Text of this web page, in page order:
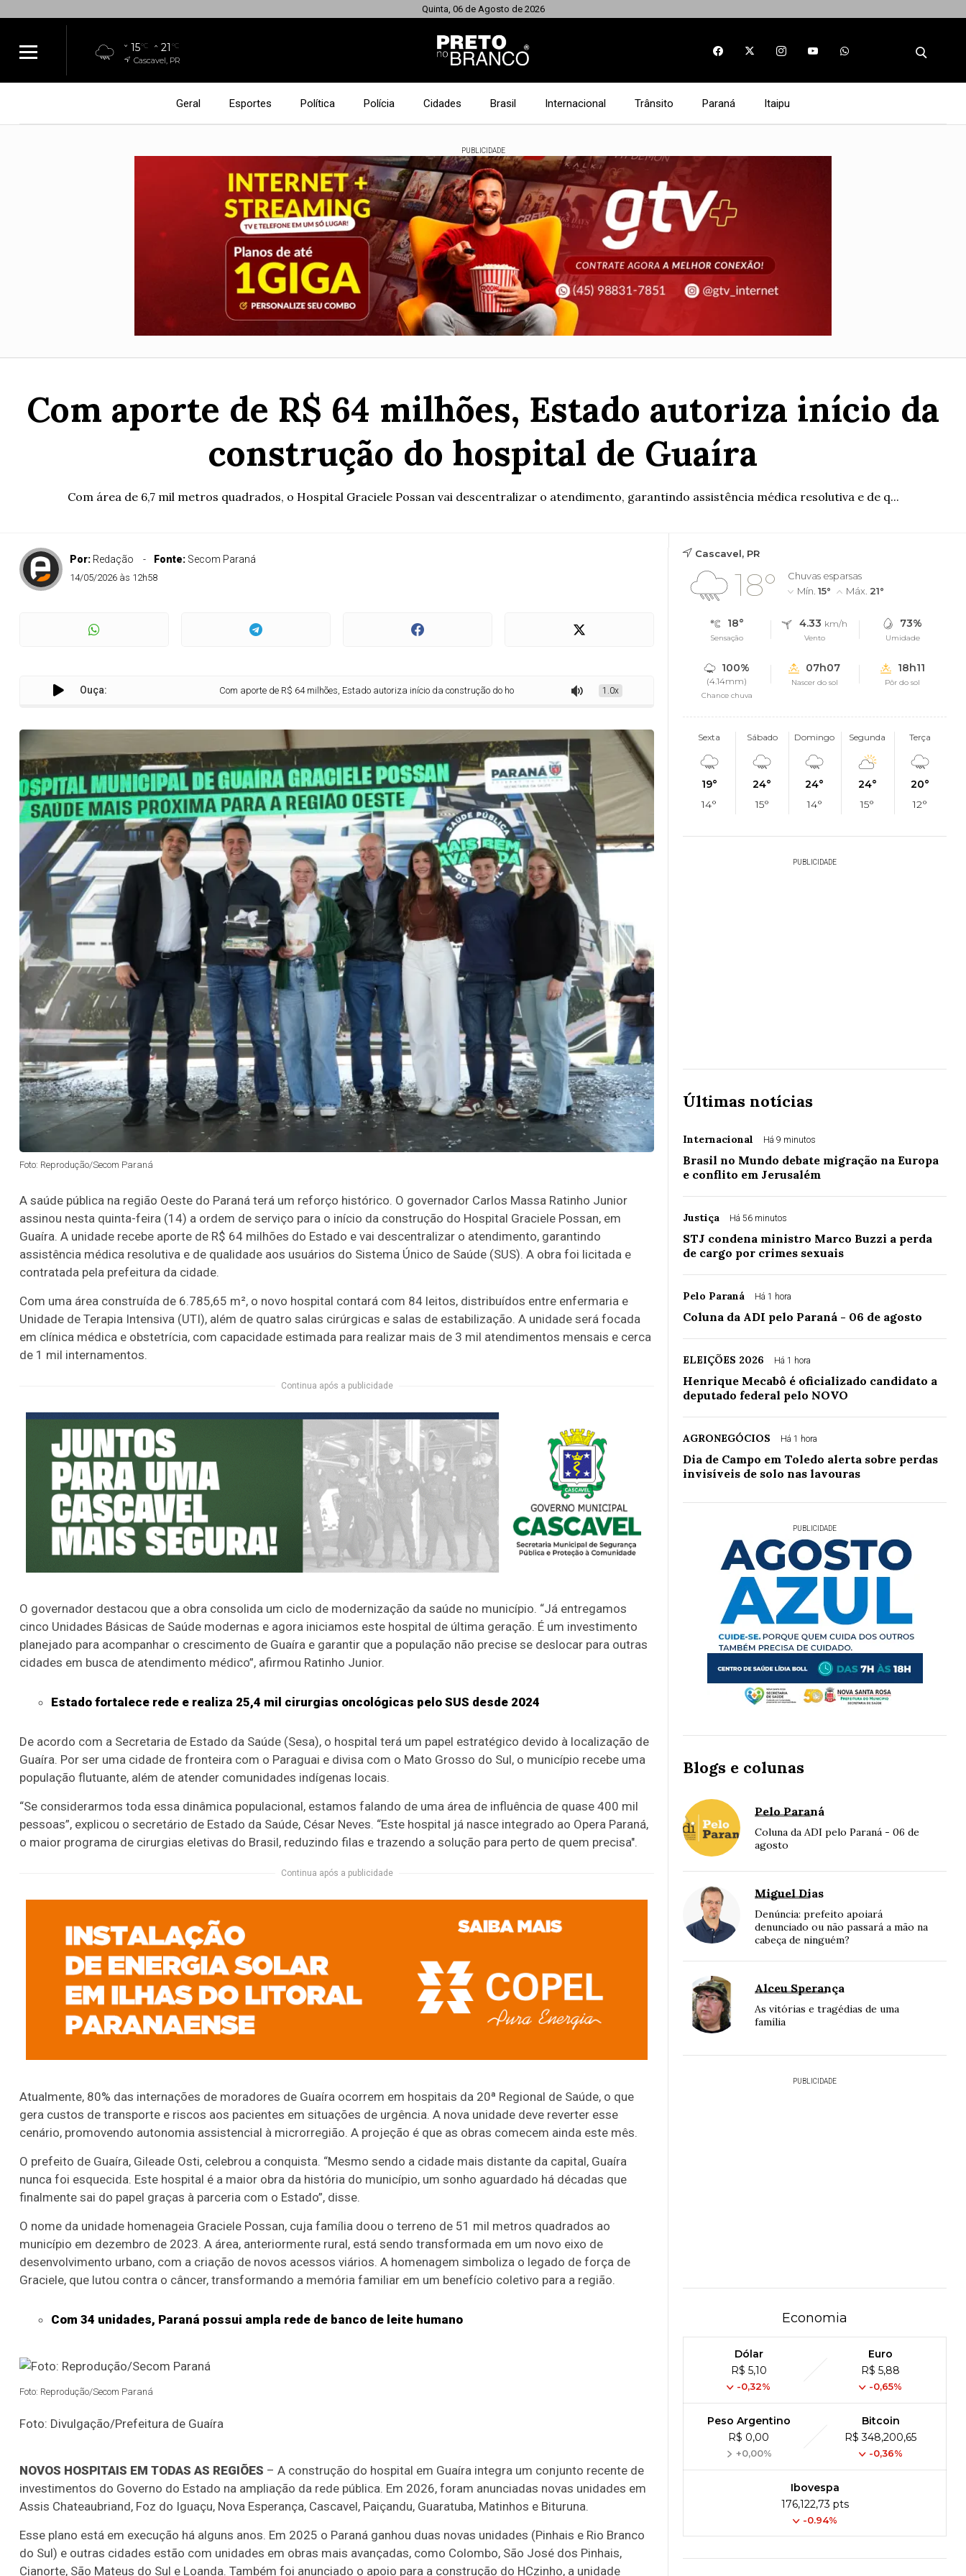
Quinta, 06 de Agosto de 2026
15°C 21 °C
Cascavel, PR
Geral Esportes Política Polícia Cidades Brasil Internacional Trânsito Paraná Itaipu
PUBLICIDADE
Com aporte de R$ 64 milhões, Estado autoriza início da
construção do hospital de Guaíra
Com área de 6,7 mil metros quadrados, o Hospital Graciele Possan vai descentralizar o atendimento, garantindo assistência médica resolutiva e de q...
Por: Redação Fonte: Secom Paraná
14/05/2026 às 12h58
Ouça: Com aporte de R$ 64 milhões, Estado autoriza início da construção do hospital de Guaíra 1.0x
Foto: Reprodução/Secom Paraná
A saúde pública na região Oeste do Paraná terá um reforço histórico. O governador Carlos Massa Ratinho Junior
assinou nesta quinta-feira (14) a ordem de serviço para o início da construção do Hospital Graciele Possan, em
Guaíra. A unidade recebe aporte de R$ 64 milhões do Estado e vai descentralizar o atendimento, garantindo
assistência médica resolutiva e de qualidade aos usuários do Sistema Único de Saúde (SUS). A obra foi licitada e
contratada pela prefeitura da cidade.
Com uma área construída de 6.785,65 m², o novo hospital contará com 84 leitos, distribuídos entre enfermaria e
Unidade de Terapia Intensiva (UTI), além de quatro salas cirúrgicas e salas de estabilização. A unidade será focada
em clínica médica e obstetrícia, com capacidade estimada para realizar mais de 3 mil atendimentos mensais e cerca
de 1 mil internamentos.
Continua após a publicidade
O governador destacou que a obra consolida um ciclo de modernização da saúde no município. “Já entregamos
cinco Unidades Básicas de Saúde modernas e agora iniciamos este hospital de última geração. É um investimento
planejado para acompanhar o crescimento de Guaíra e garantir que a população não precise se deslocar para outras
cidades em busca de atendimento médico”, afirmou Ratinho Junior.
Estado fortalece rede e realiza 25,4 mil cirurgias oncológicas pelo SUS desde 2024
De acordo com a Secretaria de Estado da Saúde (Sesa), o hospital terá um papel estratégico devido à localização de
Guaíra. Por ser uma cidade de fronteira com o Paraguai e divisa com o Mato Grosso do Sul, o município recebe uma
população flutuante, além de atender comunidades indígenas locais.
“Se considerarmos toda essa dinâmica populacional, estamos falando de uma área de influência de quase 400 mil
pessoas”, explicou o secretário de Estado da Saúde, César Neves. “Este hospital já nasce integrado ao Opera Paraná,
o maior programa de cirurgias eletivas do Brasil, reduzindo filas e trazendo a solução para perto de quem precisa".
Continua após a publicidade
Atualmente, 80% das internações de moradores de Guaíra ocorrem em hospitais da 20ª Regional de Saúde, o que
gera custos de transporte e riscos aos pacientes em situações de urgência. A nova unidade deve reverter esse
cenário, promovendo autonomia assistencial à microrregião. A projeção é que as obras comecem ainda este mês.
O prefeito de Guaíra, Gileade Osti, celebrou a conquista. “Mesmo sendo a cidade mais distante da capital, Guaíra
nunca foi esquecida. Este hospital é a maior obra da história do município, um sonho aguardado há décadas que
finalmente sai do papel graças à parceria com o Estado”, disse.
O nome da unidade homenageia Graciele Possan, cuja família doou o terreno de 51 mil metros quadrados ao
município em dezembro de 2023. A área, anteriormente rural, está sendo transformada em um novo eixo de
desenvolvimento urbano, com a criação de novos acessos viários. A homenagem simboliza o legado de força de
Graciele, que lutou contra o câncer, transformando a memória familiar em um benefício coletivo para a região.
Com 34 unidades, Paraná possui ampla rede de banco de leite humano
Foto: Reprodução/Secom Paraná
Foto: Divulgação/Prefeitura de Guaíra
NOVOS HOSPITAIS EM TODAS AS REGIÕES – A construção do hospital em Guaíra integra um conjunto recente de
investimentos do Governo do Estado na ampliação da rede pública. Em 2026, foram anunciadas novas unidades em
Assis Chateaubriand, Foz do Iguaçu, Nova Esperança, Cascavel, Paiçandu, Guaratuba, Matinhos e Bituruna.
Esse plano está em execução há alguns anos. Em 2025 o Paraná ganhou duas novas unidades (Pinhais e Rio Branco
do Sul) e outras cidades estão com unidades em obras mais avançadas, como Colombo, São José dos Pinhais,
Cianorte, São Mateus do Sul e Loanda. Também foi anunciado o apoio para a construção do HCzinho, a unidade
Cascavel, PR
18°
Chuvas esparsas
Mín. 15° Máx. 21°
18°
Sensação
4.33 km/h
Vento
73%
Umidade
100%
(4.14mm)
Chance chuva
07h07
Nascer do sol
18h11
Pôr do sol
Sexta
19°
14°
Sábado
24°
15°
Domingo
24°
14°
Segunda
24°
15°
Terça
20°
12°
PUBLICIDADE
Últimas notícias
Internacional Há 9 minutos
Brasil no Mundo debate migração na Europa
e conflito em Jerusalém
Justiça Há 56 minutos
STJ condena ministro Marco Buzzi a perda
de cargo por crimes sexuais
Pelo Paraná Há 1 hora
Coluna da ADI pelo Paraná - 06 de agosto
ELEIÇÕES 2026 Há 1 hora
Henrique Mecabô é oficializado candidato a
deputado federal pelo NOVO
AGRONEGÓCIOS Há 1 hora
Dia de Campo em Toledo alerta sobre perdas
invisíveis de solo nas lavouras
PUBLICIDADE
Blogs e colunas
Pelo Paraná
Coluna da ADI pelo Paraná - 06 de
agosto
Miguel Dias
Denúncia: prefeito apoiará
denunciado ou não passará a mão na
cabeça de ninguém?
Alceu Sperança
As vitórias e tragédias de uma
família
PUBLICIDADE
Economia
Dólar
R$ 5,10
-0,32%
Euro
R$ 5,88
-0,65%
Peso Argentino
R$ 0,00
+0,00%
Bitcoin
R$ 348,200,65
-0,36%
Ibovespa
176,122,73 pts
-0.94%